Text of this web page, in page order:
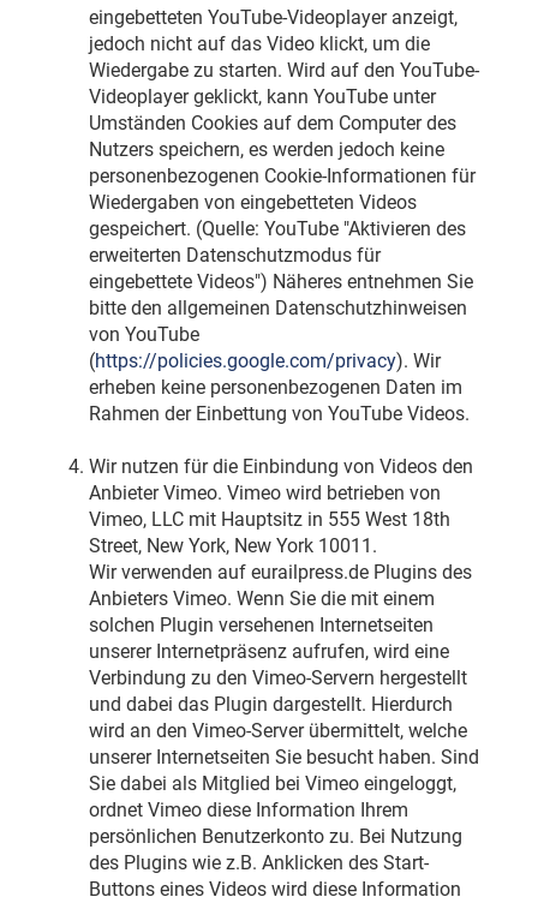
eingebetteten YouTube-Videoplayer anzeigt,
jedoch nicht auf das Video klickt, um die
Wiedergabe zu starten. Wird auf den YouTube-
Videoplayer geklickt, kann YouTube unter
Umständen Cookies auf dem Computer des
Nutzers speichern, es werden jedoch keine
personenbezogenen Cookie-Informationen für
Wiedergaben von eingebetteten Videos
gespeichert. (Quelle: YouTube "Aktivieren des
erweiterten Datenschutzmodus für
eingebettete Videos") Näheres entnehmen Sie
bitte den allgemeinen Datenschutzhinweisen
von YouTube
(https://policies.google.com/privacy). Wir
erheben keine personenbezogenen Daten im
Rahmen der Einbettung von YouTube Videos.
Wir nutzen für die Einbindung von Videos den
Anbieter Vimeo. Vimeo wird betrieben von
Vimeo, LLC mit Hauptsitz in 555 West 18th
Street, New York, New York 10011.
Wir verwenden auf eurailpress.de Plugins des
Anbieters Vimeo. Wenn Sie die mit einem
solchen Plugin versehenen Internetseiten
unserer Internetpräsenz aufrufen, wird eine
Verbindung zu den Vimeo-Servern hergestellt
und dabei das Plugin dargestellt. Hierdurch
wird an den Vimeo-Server übermittelt, welche
unserer Internetseiten Sie besucht haben. Sind
Sie dabei als Mitglied bei Vimeo eingeloggt,
ordnet Vimeo diese Information Ihrem
persönlichen Benutzerkonto zu. Bei Nutzung
des Plugins wie z.B. Anklicken des Start-
Buttons eines Videos wird diese Information